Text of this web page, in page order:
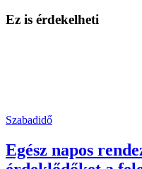
Ez is érdekelheti
Szabadidő
Egész napos